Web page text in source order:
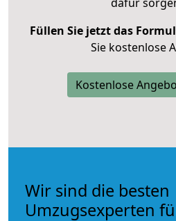
Füllen Sie jetzt das
Sie kostenlose
Kostenlose
Wir sind die besten
Umzugsexperten